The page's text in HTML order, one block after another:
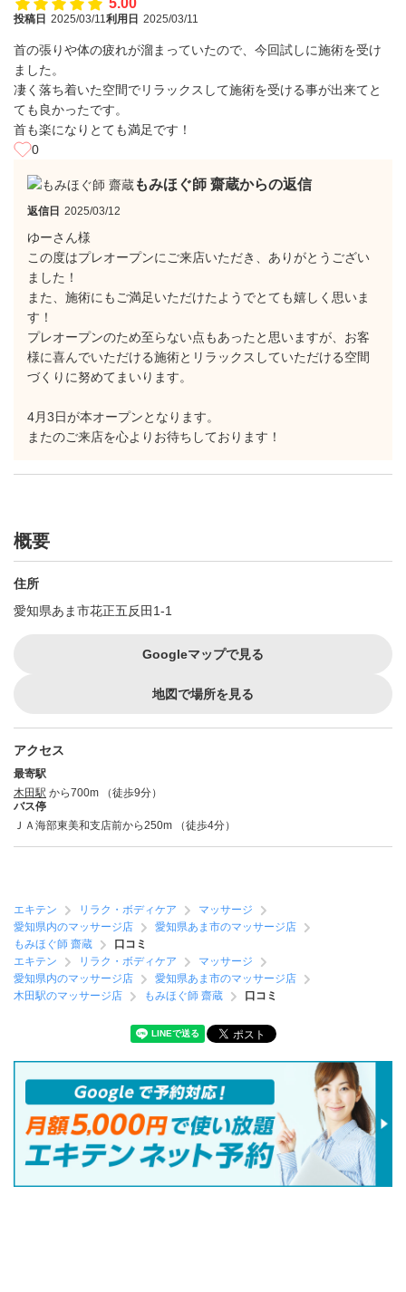
5.00
投稿日 2025/03/11利用日 2025/03/11
首の張りや体の疲れが溜まっていたので、今回試しに施術を受け
ました。
凄く落ち着いた空間でリラックスして施術を受ける事が出来てと
ても良かったです。
首も楽になりとても満足です！
0
もみほぐ師 齋蔵からの返信
返信日 2025/03/12
ゆーさん様
この度はプレオープンにご来店いただき、ありがとうござい
ました！
また、施術にもご満足いただけたようでとても嬉しく思いま
す！
プレオープンのため至らない点もあったと思いますが、お客
様に喜んでいただける施術とリラックスしていただける空間
づくりに努めてまいります。
4月3日が本オープンとなります。
またのご来店を心よりお待ちしております！
概要
住所
愛知県あま市花正五反田1-1
Googleマップで見る
地図で場所を見る
アクセス
最寄駅
木田駅 から700m （徒歩9分）
バス停
ＪＡ海部東美和支店前から250m （徒歩4分）
エキテン リラク・ボディケア
マッサージ
愛知県内のマッサージ店
愛知県あま市のマッサージ店
もみほぐ師 齋蔵
口コミ
エキテン
リラク・ボディケア
マッサージ
愛知県内のマッサージ店
愛知県あま市のマッサージ店
木田駅のマッサージ店
もみほぐ師 齋蔵 口コミ